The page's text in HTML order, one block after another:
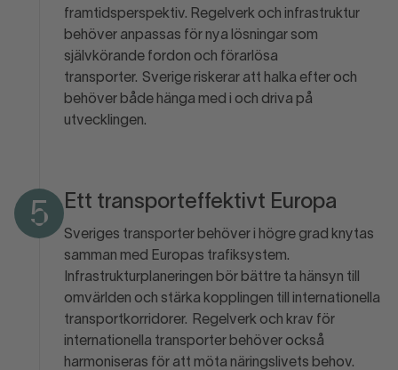
framtidsperspektiv. Regelverk och infrastruktur
behöver anpassas för nya lösningar som
självkörande fordon och förarlösa
transporter. Sverige riskerar att halka efter och
behöver både hänga med i och driva på
utvecklingen.
5 Ett transporteffektivt Europa
Sveriges transporter behöver i högre grad knytas
samman med Europas trafiksystem.
Infrastrukturplaneringen bör bättre ta hänsyn till
omvärlden och stärka kopplingen till internationella
transportkorridorer. Regelverk och krav för
internationella transporter behöver också
harmoniseras för att möta näringslivets behov.